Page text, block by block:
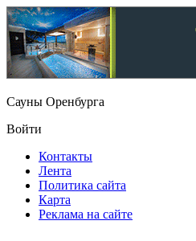
Сауны Оренбурга
Войти
Контакты
Лента
Политика сайта
Карта
Реклама на сайте